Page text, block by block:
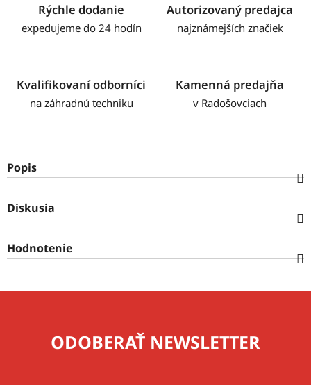
Rýchle dodanie
expedujeme do 24 hodín
Autorizovaný predajca
najznámejších značiek
Kvalifikovaní odborníci
na záhradnú techniku
Kamenná predajňa
v Radošovciach
Popis
Diskusia
Hodnotenie
ODOBERAŤ NEWSLETTER